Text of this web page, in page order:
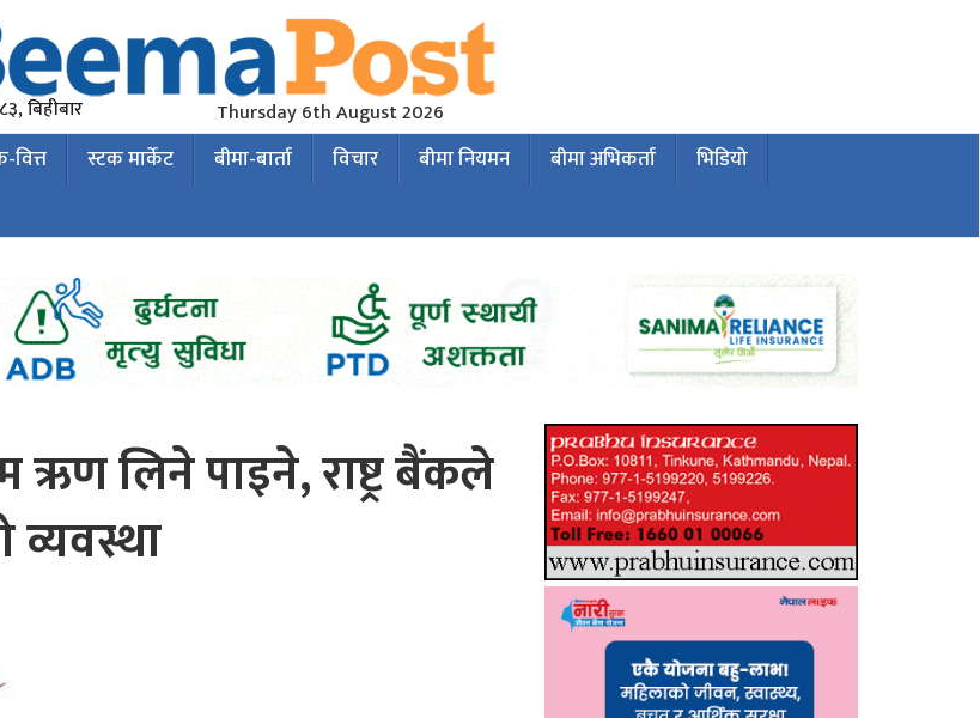
बिहीबार Thursday 6th August 2026
स्टक मार्केट बीमा-बार्ता विचार बीमा नियमन बीमा अभिकर्ता
भिडियो
ऋण लिने पाइने, राष्ट्र बैंकले
व्यवस्था